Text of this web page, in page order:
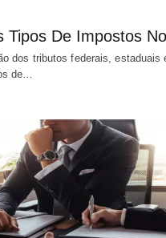
Tipos De Impostos
dos tributos federais, estaduais
de…